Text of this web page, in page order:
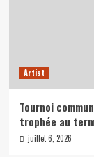
Artist
Tournoi
trophée au
juillet 6, 2026